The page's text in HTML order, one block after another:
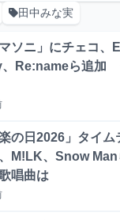
田中みな実
マソニ」にチェコ、
Re:nameら追加
楽の日2026」タイ
M!LK、Snow
唱曲は